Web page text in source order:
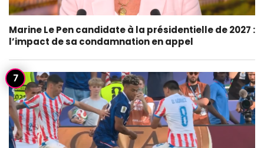
Marine Le Pen candidate à la présidentielle de 2027 :
l’impact de sa condamnation en appel